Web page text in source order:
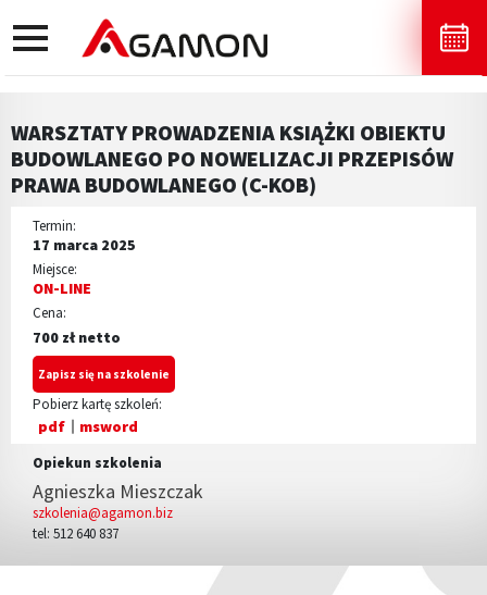
toggle
navigation
WARSZTATY PROWADZENIA KSIĄŻKI OBIEKTU
BUDOWLANEGO PO NOWELIZACJI PRZEPISÓW
PRAWA BUDOWLANEGO (C-KOB)
Termin:
17 marca 2025
Miejsce:
ON-LINE
Cena:
700 zł netto
Zapisz się na szkolenie
Pobierz kartę szkoleń:
pdf msword
Opiekun szkolenia
Agnieszka Mieszczak
szkolenia@agamon.biz
tel: 512 640 837